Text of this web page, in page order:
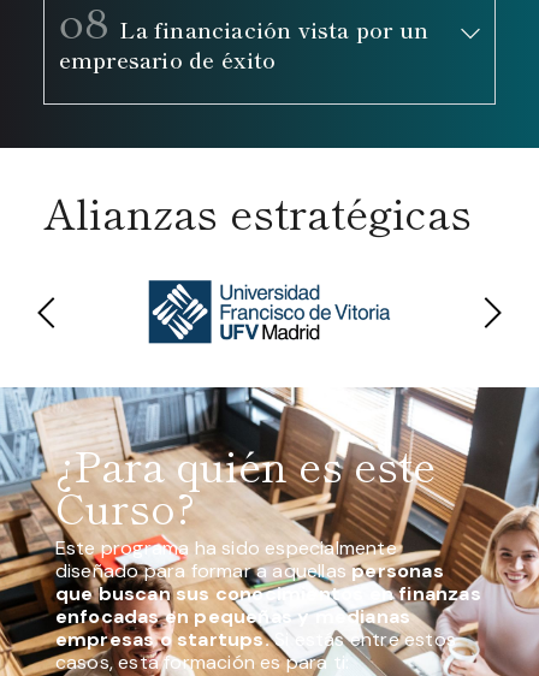
08 La financiación vista por un
empresario de éxito
Alianzas estratégicas
¿Para quién es este
Curso?
Este programa ha sido especialmente
diseñado para formar a aquellas personas
que buscan sus conocimientos en finanzas
enfocadas en pequeñas y medianas
empresas o startups.Si estás entre estos
casos, esta formación es para ti: